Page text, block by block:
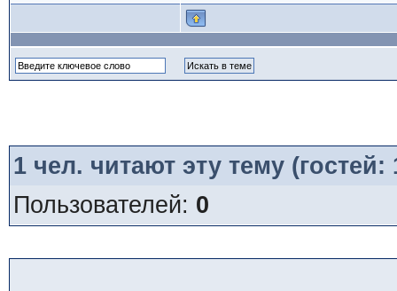
1чел. читают эту тему
Пользователей: 0